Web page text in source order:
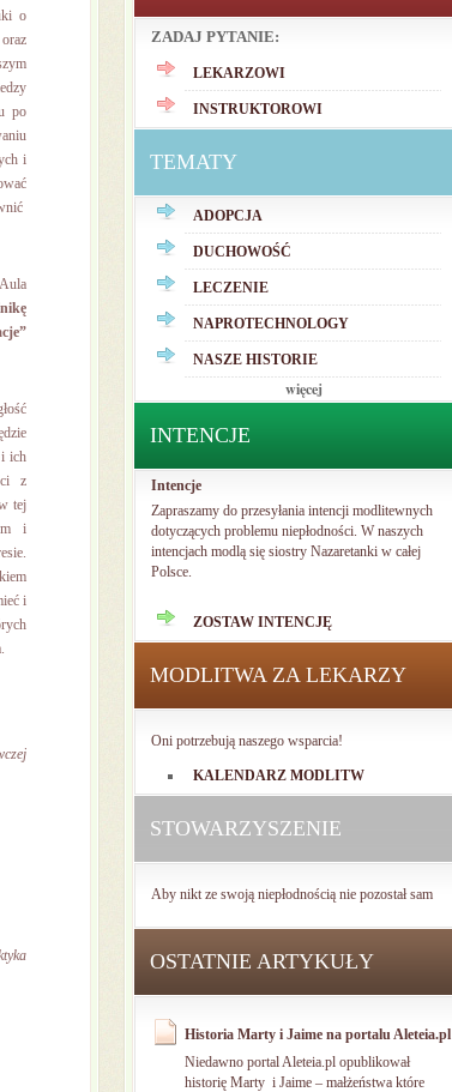
o
po
i
i ich
z
tej
i
i
ZADAJ PYTANIE:
LEKARZOWI
INSTRUKTOROWI
TEMATY
ADOPCJA
DUCHOWOŚĆ
LECZENIE
NAPROTECHNOLOGY
NASZE HISTORIE
więcej
INTENCJE
Intencje
Zapraszamy do przesyłania intencji modlitewnych
dotyczących problemu niepłodności. W naszych
intencjach modlą się siostry Nazaretanki w całej
Polsce.
ZOSTAW INTENCJĘ
MODLITWA ZA LEKARZY
Oni potrzebują naszego wsparcia!
KALENDARZ MODLITW
STOWARZYSZENIE
Aby nikt ze swoją niepłodnością nie pozostał sam
OSTATNIE ARTYKUŁY
Historia Marty i Jaime na portalu Aleteia.pl
Niedawno portal Aleteia.pl opublikował
historię Marty i Jaime – małżeństwa które